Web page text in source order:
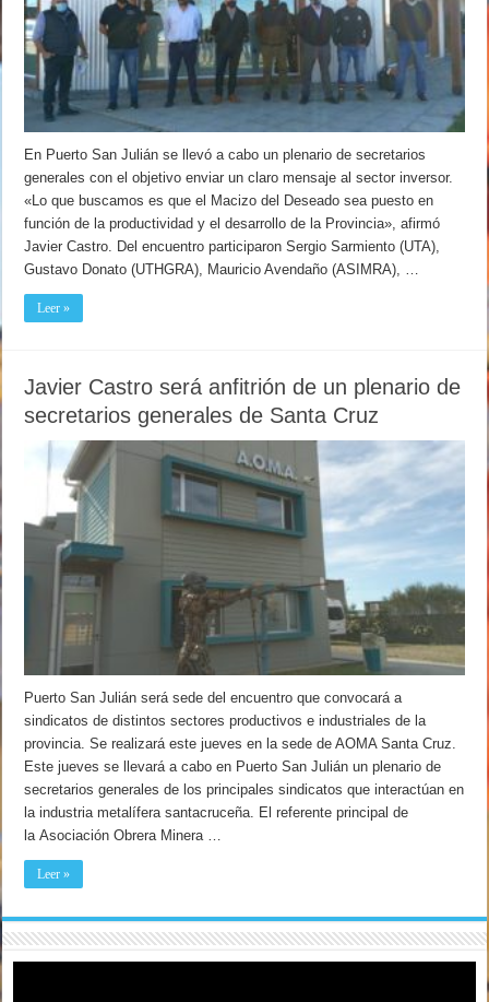
En Puerto San Julián se llevó a cabo un plenario de secretarios
generales con el objetivo enviar un claro mensaje al sector inversor.
«Lo que buscamos es que el Macizo del Deseado sea puesto en
función de la productividad y el desarrollo de la Provincia», afirmó
Javier Castro. Del encuentro participaron Sergio Sarmiento (UTA),
Gustavo Donato (UTHGRA), Mauricio Avendaño (ASIMRA), …
Leer »
Javier Castro será anfitrión de un plenario de
secretarios generales de Santa Cruz
Puerto San Julián será sede del encuentro que convocará a
sindicatos de distintos sectores productivos e industriales de la
provincia. Se realizará este jueves en la sede de AOMA Santa Cruz.
Este jueves se llevará a cabo en Puerto San Julián un plenario de
secretarios generales de los principales sindicatos que interactúan en
la industria metalífera santacruceña. El referente principal de
la Asociación Obrera Minera …
Leer »